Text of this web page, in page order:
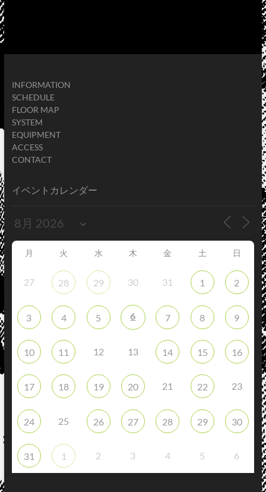
INFORMATION
SCHEDULE
FLOOR MAP
SYSTEM
EQUIPMENT
ACCESS
CONTACT
イベントカレンダー
月 火 水 木 金 土 日
27 28 29 30 31 1 2
3 4 5 6 7 8 9
10 11 12 13 14 15 16
17 18 19 20 21 22 23
24 25 26 27 28 29 30
31 1 2 3 4 5 6